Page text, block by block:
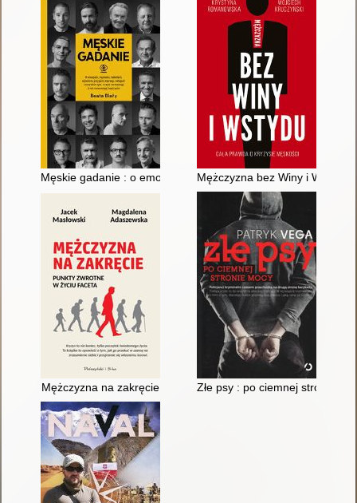
Męskie gadanie : o emocjach, męskości, kobietach,
Mężczyzna bez Winy i Wstydu
Mężczyzna na zakręcie Złe psy : po ciemnej stronie